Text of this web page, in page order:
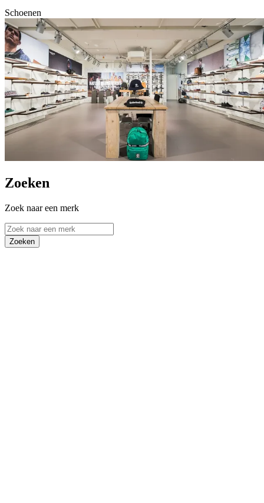
Schoenen
Zoeken
Zoek naar een merk
Zoeken